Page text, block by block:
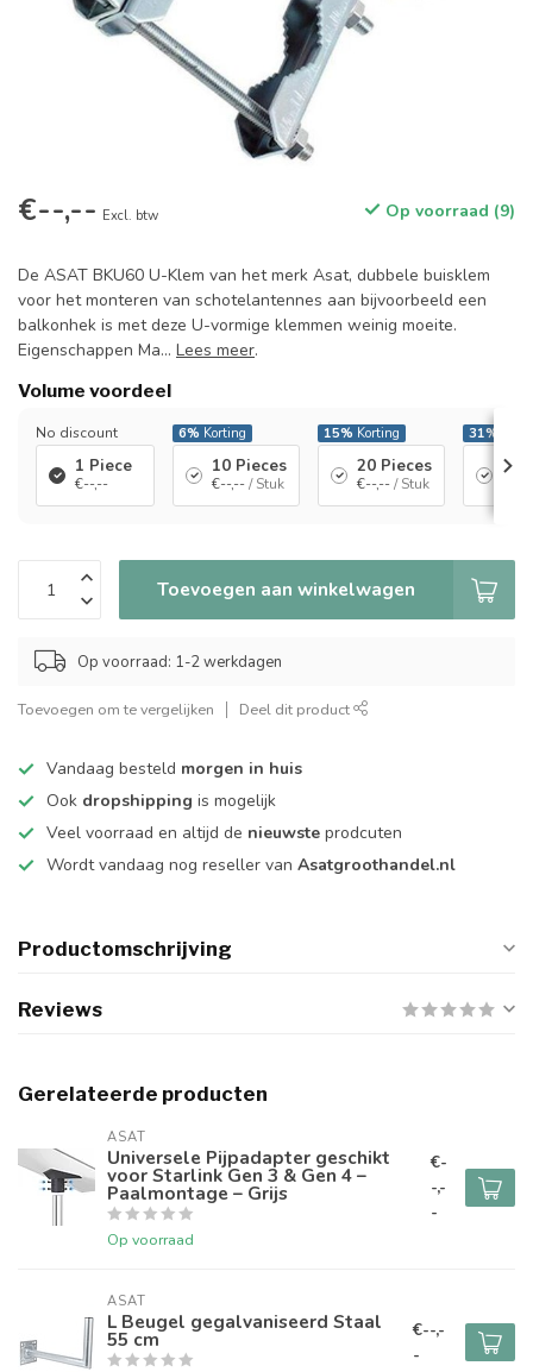
€--,-- Excl. btw Op voorraad (9)
De ASAT BKU60 U-Klem van het merk Asat, dubbele buisklem
voor het monteren van schotelantennes aan bijvoorbeeld een
balkonhek is met deze U-vormige klemmen weinig moeite.
Eigenschappen Ma... Lees meer.
Volume voordeel
No discount
1 Piece
€--,--
6% Korting
10 Pieces
€--,--/ Stuk
15% Korting
20 Pieces
€--,--/ Stuk
31%
50
Toevoegen aan winkelwagen
Op voorraad: 1-2 werkdagen
Toevoegen om te vergelijken Deel dit product
Vandaag besteld morgen in huis
Ook dropshipping is mogelijk
Veel voorraad en altijd de nieuwste prodcuten
Wordt vandaag nog reseller van Asatgroothandel.nl
Productomschrijving
Reviews
Gerelateerde producten
ASAT
Universele Pijpadapter geschikt
voor Starlink Gen 3 & Gen 4 –
Paalmontage – Grijs
Op voorraad
€-
-,-
-
ASAT
L Beugel gegalvaniseerd Staal
55 cm
€--,-
-